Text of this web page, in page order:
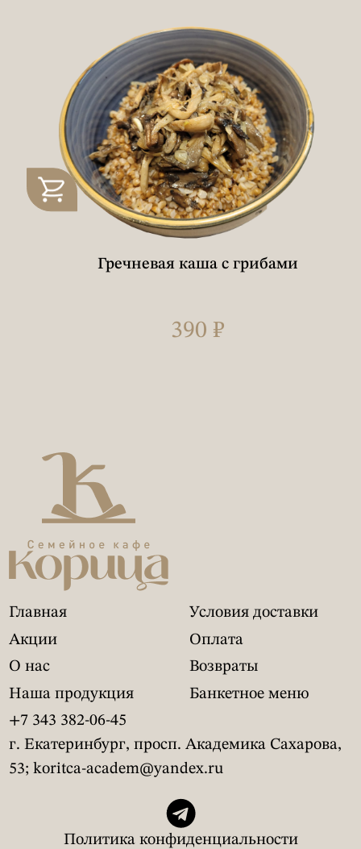
Гречневая каша с грибами
390 ₽
Главная
Акции
О нас
Наша продукция
Условия доставки
Оплата
Возвраты
Банкетное меню
+7 343 382-06-45
г. Екатеринбург, просп. Академика Сахарова,
53; koritca-academ@yandex.ru
Политика конфиденциальности